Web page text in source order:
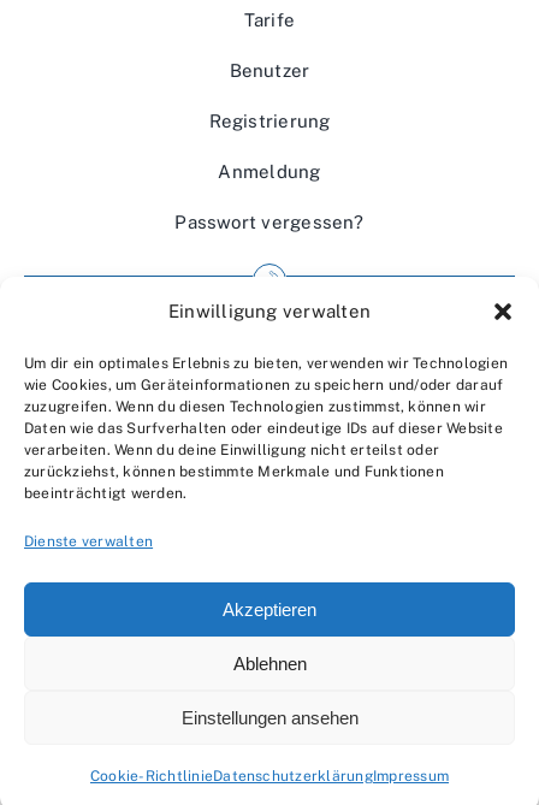
Einwilligung verwalten
Um dir ein optimales Erlebnis zu bieten, verwenden wir Technologien
wie Cookies, um Geräteinformationen zu speichern und/oder darauf
zuzugreifen. Wenn du diesen Technologien zustimmst, können wir
Daten wie das Surfverhalten oder eindeutige IDs auf dieser Website
verarbeiten. Wenn du deine Einwilligung nicht erteilst oder
zurückziehst, können bestimmte Merkmale und Funktionen
beeinträchtigt werden.
Dienste verwalten
Akzeptieren
Ablehnen
Einstellungen ansehen
Cookie-RichtlinieDatenschutzerklärungImpressum
Tarife
Benutzer
Registrierung
Anmeldung
Passwort vergessen?
Wir über uns
Kontakt
Datenschutzerklärung
© 2007 - 2026 •by Moveco